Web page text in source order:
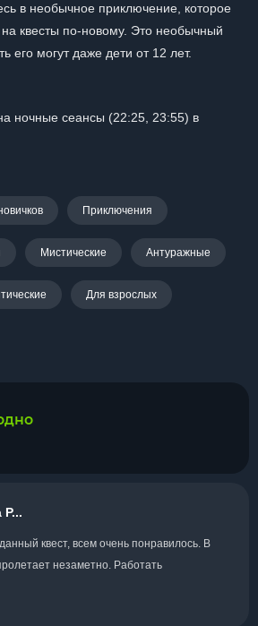
в необычное приключение, которое
на квесты по-новому. Это необычный
его могут даже дети от 12 лет.
ночные сеансы (22:25, 23:55) в
Приключения
Мистические Антуражные
Для взрослых
Р...
квест, всем очень понравилось. В
незаметно. Работать